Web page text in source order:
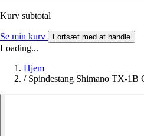
Kurv subtotal
Se min kurv Fortsæt med at handle
Loading...
Hjem
/ Spindestang Shimano TX-1B